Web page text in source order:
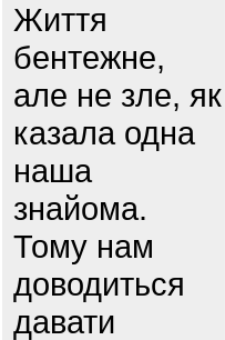
Життя
бентежне,
але не зле, як
казала одна
наша
знайома.
Тому нам
доводиться
давати